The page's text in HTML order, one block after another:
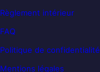
Règlement intérieur
FAQ
Politique de confidentialité
Mentions légales